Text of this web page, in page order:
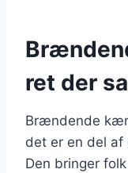
ret der
Brændende
det er en del af
Den bringer